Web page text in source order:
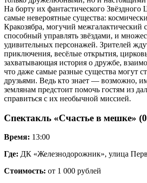
На борту их фантастического Звёздного
самые невероятные существа:
Кракозябра, могучий межгалактический
способный управлять звёздами, и
удивительных персонажей. Зрителей
приключения, весёлые открытия,
захватывающая история о дружбе,
что даже самые разные существа могут
друзьями. Ведь кто знает — возможно,
землянам предстоит помочь гостям из
справиться с их необычной миссией.
Спектакль «Счастье в мешке»
Время: 13:00
Где: ДК «Железнодорожник», улица
Стоимость: от 1 000 рублей